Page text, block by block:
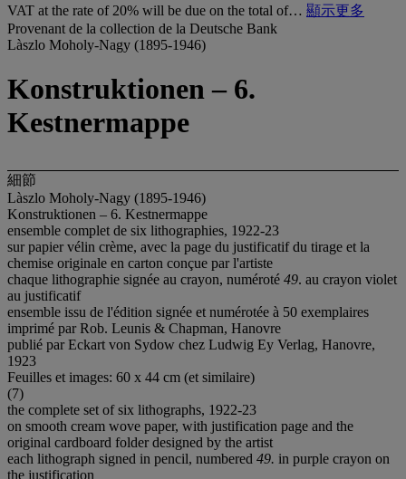
VAT at the rate of 20% will be due on the total of… 顯示更多
Provenant de la collection de la Deutsche Bank
Làszlo Moholy-Nagy (1895-1946)
Konstruktionen – 6.
Kestnermappe
細節
Làszlo Moholy-Nagy (1895-1946)
Konstruktionen – 6. Kestnermappe
ensemble complet de six lithographies, 1922-23
sur papier vélin crème, avec la page du justificatif du tirage et la
chemise originale en carton conçue par l'artiste
chaque lithographie signée au crayon, numéroté 49. au crayon violet
au justificatif
ensemble issu de l'édition signée et numérotée à 50 exemplaires
imprimé par Rob. Leunis & Chapman, Hanovre
publié par Eckart von Sydow chez Ludwig Ey Verlag, Hanovre,
1923
Feuilles et images: 60 x 44 cm (et similaire)
(7)
the complete set of six lithographs, 1922-23
on smooth cream wove paper, with justification page and the
original cardboard folder designed by the artist
each lithograph signed in pencil, numbered 49. in purple crayon on
the justification